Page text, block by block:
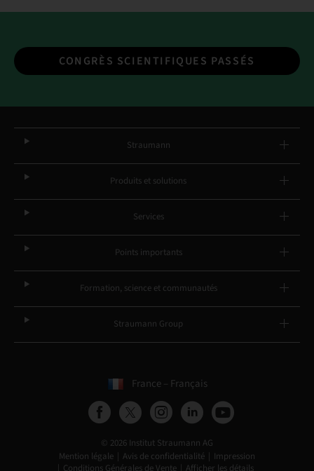
CONGRÈS SCIENTIFIQUES PASSÉS
Straumann
Produits et solutions
Services
Points importants
Formation, science et communautés
Straumann Group
France – Français
© 2026 Institut Straumann AG
Mention légale
Avis de confidentialité
Impression
Conditions Générales de Vente
Afficher les détails